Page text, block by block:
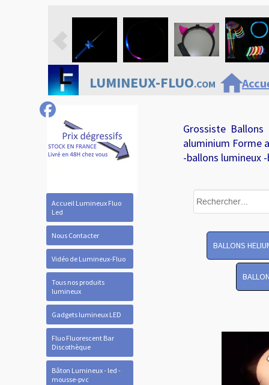
Accueil Lumineux Fluo
Led
Nous Contacter
Vidéo de Lumineux-Fluo
Tous nos produits
lumineux
Gadgets lumineux LED
Fluo Fluorescent Bar
Discothèque
Bâton Lumineux - led -
mousse-pvc
LUMINEUX-FLUO.COMhome
Grossiste
aluminium Forme
-ballons lumineux
BALLONS